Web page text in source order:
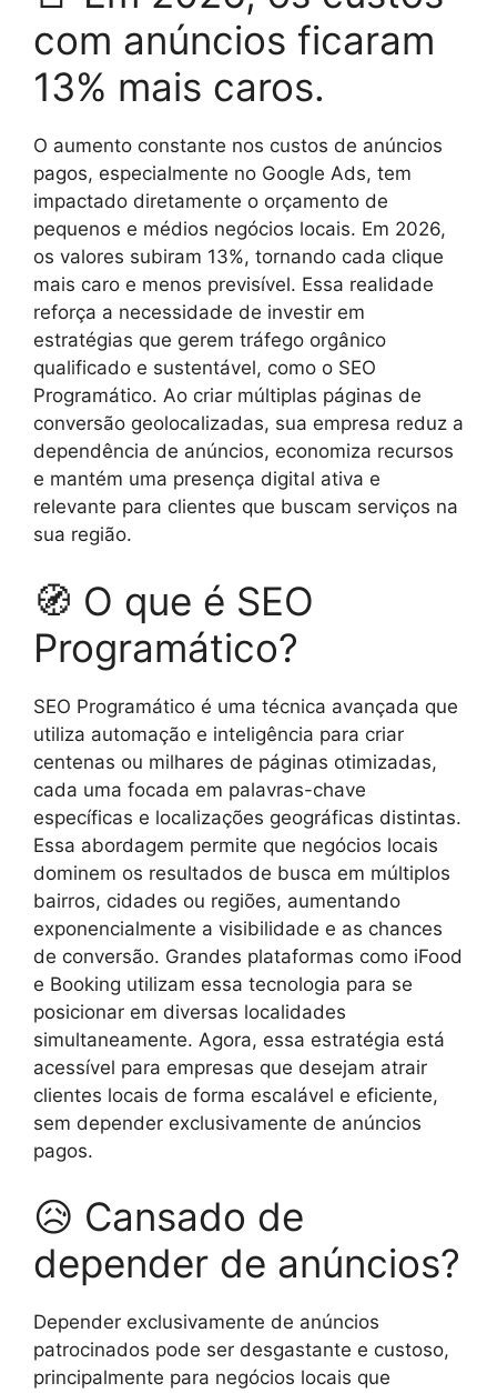
com anúncios ficaram
13% mais caros.
O aumento constante nos custos de anúncios
pagos, especialmente no Google Ads, tem
impactado diretamente o orçamento de
pequenos e médios negócios locais. Em 2026,
os valores subiram 13%, tornando cada clique
mais caro e menos previsível. Essa realidade
reforça a necessidade de investir em
estratégias que gerem tráfego orgânico
qualificado e sustentável, como o SEO
Programático. Ao criar múltiplas páginas de
conversão geolocalizadas, sua empresa reduz a
dependência de anúncios, economiza recursos
e mantém uma presença digital ativa e
relevante para clientes que buscam serviços na
sua região.
🧭 O que é SEO
Programático?
SEO Programático é uma técnica avançada que
utiliza automação e inteligência para criar
centenas ou milhares de páginas otimizadas,
cada uma focada em palavras-chave
específicas e localizações geográficas distintas.
Essa abordagem permite que negócios locais
dominem os resultados de busca em múltiplos
bairros, cidades ou regiões, aumentando
exponencialmente a visibilidade e as chances
de conversão. Grandes plataformas como iFood
e Booking utilizam essa tecnologia para se
posicionar em diversas localidades
simultaneamente. Agora, essa estratégia está
acessível para empresas que desejam atrair
clientes locais de forma escalável e eficiente,
sem depender exclusivamente de anúncios
pagos.
😥 Cansado de
depender de anúncios?
Depender exclusivamente de anúncios
patrocinados pode ser desgastante e custoso,
principalmente para negócios locais que